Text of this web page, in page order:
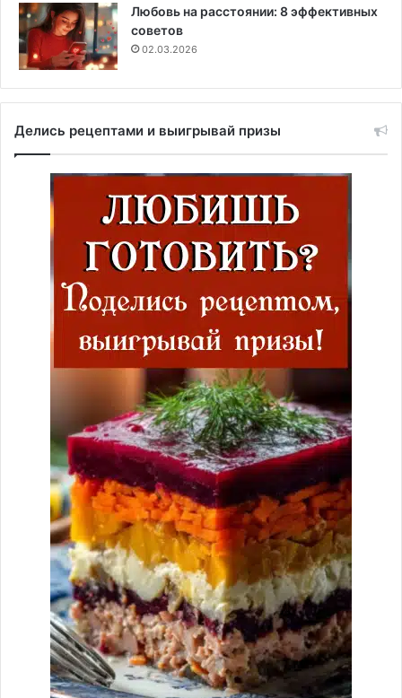
Любовь на расстоянии: 8 эффективных
советов
02.03.2026
Делись рецептами и выигрывай призы